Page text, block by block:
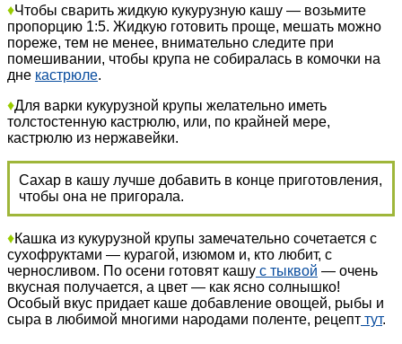
♦Чтобы сварить жидкую кукурузную кашу — возьмите
пропорцию 1:5. Жидкую готовить проще, мешать можно
пореже, тем не менее, внимательно следите при
помешивании, чтобы крупа не собиралась в комочки на
дне кастрюле.
♦Для варки кукурузной крупы желательно иметь
толстостенную кастрюлю, или, по крайней мере,
кастрюлю из нержавейки.
Сахар в кашу лучше добавить в конце приготовления,
чтобы она не пригорала.
♦Кашка из кукурузной крупы замечательно сочетается с
сухофруктами — курагой, изюмом и, кто любит, с
черносливом. По осени готовят кашу с тыквой — очень
вкусная получается, а цвет — как ясно солнышко!
Особый вкус придает каше добавление овощей, рыбы и
сыра в любимой многими народами поленте, рецепт тут.